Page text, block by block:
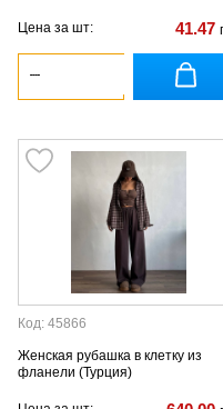
Цена за шт: 41.47
Код: 45866
Женская рубашка в клетку из
фланели (Турция)